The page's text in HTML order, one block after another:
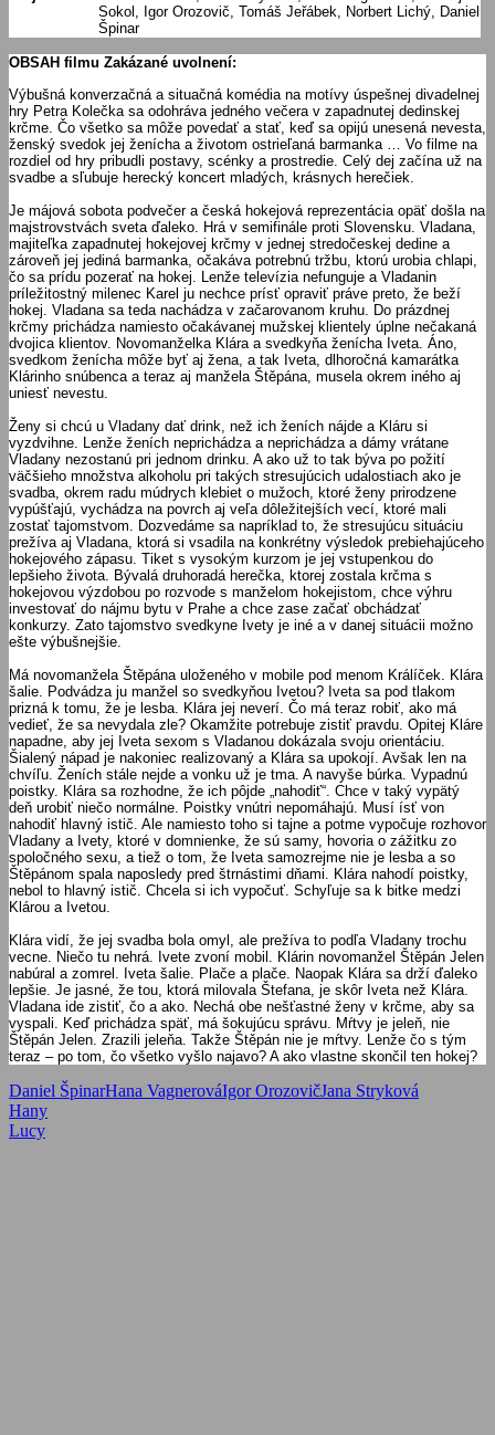
Sokol, Igor Orozovič, Tomáš Jeřábek, Norbert Lichý, Daniel
Špinar
OBSAH filmu Zakázané uvolnení:
Výbušná konverzačná a situačná komédia na motívy úspešnej divadelnej
hry Petra Kolečka sa odohráva jedného večera v zapadnutej dedinskej
krčme. Čo všetko sa môže povedať a stať, keď sa opijú unesená nevesta,
ženský svedok jej ženícha a životom ostrieľaná barmanka … Vo filme na
rozdiel od hry pribudli postavy, scénky a prostredie. Celý dej začína už na
svadbe a sľubuje herecký koncert mladých, krásnych herečiek.
Je májová sobota podvečer a česká hokejová reprezentácia opäť došla na
majstrovstvách sveta ďaleko. Hrá v semifinále proti Slovensku. Vladana,
majiteľka zapadnutej hokejovej krčmy v jednej stredočeskej dedine a
zároveň jej jediná barmanka, očakáva potrebnú tržbu, ktorú urobia chlapi,
čo sa prídu pozerať na hokej. Lenže televízia nefunguje a Vladanin
príležitostný milenec Karel ju nechce prísť opraviť práve preto, že beží
hokej. Vladana sa teda nachádza v začarovanom kruhu. Do prázdnej
krčmy prichádza namiesto očakávanej mužskej klientely úplne nečakaná
dvojica klientov. Novomanželka Klára a svedkyňa ženícha Iveta. Áno,
svedkom ženícha môže byť aj žena, a tak Iveta, dlhoročná kamarátka
Klárinho snúbenca a teraz aj manžela Štěpána, musela okrem iného aj
uniesť nevestu.
Ženy si chcú u Vladany dať drink, než ich ženích nájde a Kláru si
vyzdvihne. Lenže ženích neprichádza a neprichádza a dámy vrátane
Vladany nezostanú pri jednom drinku. A ako už to tak býva po požití
väčšieho množstva alkoholu pri takých stresujúcich udalostiach ako je
svadba, okrem radu múdrych klebiet o mužoch, ktoré ženy prirodzene
vypúšťajú, vychádza na povrch aj veľa dôležitejších vecí, ktoré mali
zostať tajomstvom. Dozvedáme sa napríklad to, že stresujúcu situáciu
prežíva aj Vladana, ktorá si vsadila na konkrétny výsledok prebiehajúceho
hokejového zápasu. Tiket s vysokým kurzom je jej vstupenkou do
lepšieho života. Bývalá druhoradá herečka, ktorej zostala krčma s
hokejovou výzdobou po rozvode s manželom hokejistom, chce výhru
investovať do nájmu bytu v Prahe a chce zase začať obchádzať
konkurzy. Zato tajomstvo svedkyne Ivety je iné a v danej situácii možno
ešte výbušnejšie.
Má novomanžela Štěpána uloženého v mobile pod menom Králíček. Klára
šalie. Podvádza ju manžel so svedkyňou Ivetou? Iveta sa pod tlakom
prizná k tomu, že je lesba. Klára jej neverí. Čo má teraz robiť, ako má
vedieť, že sa nevydala zle? Okamžite potrebuje zistiť pravdu. Opitej Kláre
napadne, aby jej Iveta sexom s Vladanou dokázala svoju orientáciu.
Šialený nápad je nakoniec realizovaný a Klára sa upokojí. Avšak len na
chvíľu. Ženích stále nejde a vonku už je tma. A navyše búrka. Vypadnú
poistky. Klára sa rozhodne, že ich pôjde „nahodiť“. Chce v taký vypätý
deň urobiť niečo normálne. Poistky vnútri nepomáhajú. Musí ísť von
nahodiť hlavný istič. Ale namiesto toho si tajne a potme vypočuje rozhovor
Vladany a Ivety, ktoré v domnienke, že sú samy, hovoria o zážitku zo
spoločného sexu, a tiež o tom, že Iveta samozrejme nie je lesba a so
Štěpánom spala naposledy pred štrnástimi dňami. Klára nahodí poistky,
nebol to hlavný istič. Chcela si ich vypočuť. Schyľuje sa k bitke medzi
Klárou a Ivetou.
Klára vidí, že jej svadba bola omyl, ale prežíva to podľa Vladany trochu
vecne. Niečo tu nehrá. Ivete zvoní mobil. Klárin novomanžel Štěpán Jelen
nabúral a zomrel. Iveta šalie. Plače a plače. Naopak Klára sa drží ďaleko
lepšie. Je jasné, že tou, ktorá milovala Štefana, je skôr Iveta než Klára.
Vladana ide zistiť, čo a ako. Nechá obe nešťastné ženy v krčme, aby sa
vyspali. Keď prichádza späť, má šokujúcu správu. Mŕtvy je jeleň, nie
Štěpán Jelen. Zrazili jeleňa. Takže Štěpán nie je mŕtvy. Lenže čo s tým
teraz – po tom, čo všetko vyšlo najavo? A ako vlastne skončil ten hokej?
Daniel ŠpinarHana VagnerováIgor OrozovičJana Stryková
Navigácia
v
Previous
Post:
Hany
Next
Lucy